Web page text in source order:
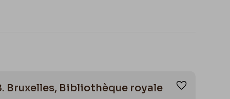
Bruxelles, Bibliothèque royale
Ajouter